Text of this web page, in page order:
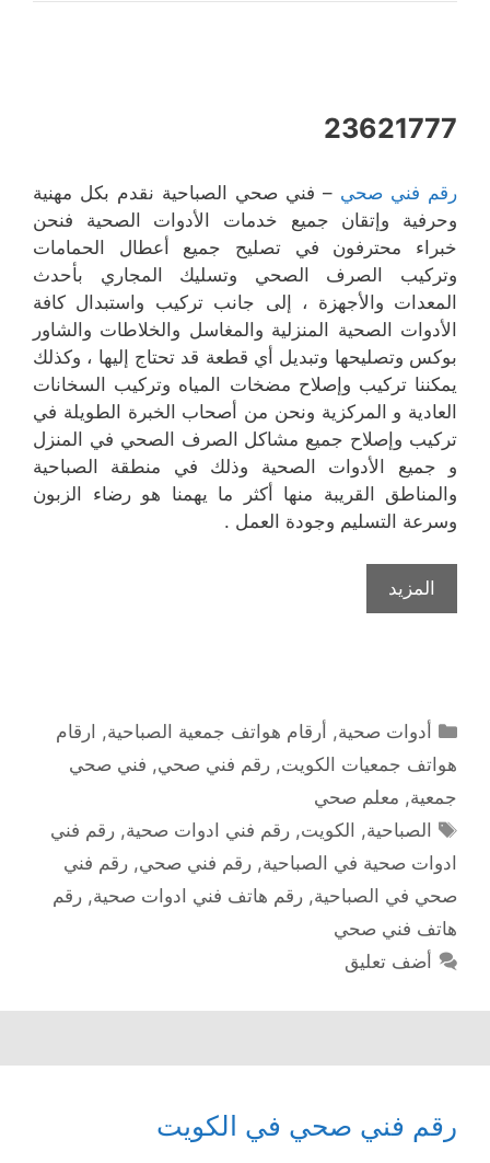
23621777
رقم فني صحي – فني صحي الصباحية نقدم بكل مهنية
وحرفية وإتقان جميع خدمات الأدوات الصحية فنحن
خبراء محترفون في تصليح جميع أعطال الحمامات
وتركيب الصرف الصحي وتسليك المجاري بأحدث
المعدات والأجهزة ، إلى جانب تركيب واستبدال كافة
الأدوات الصحية المنزلية والمغاسل والخلاطات والشاور
بوكس وتصليحها وتبديل أي قطعة قد تحتاج إليها ، وكذلك
يمكننا تركيب وإصلاح مضخات المياه وتركيب السخانات
العادية و المركزية ونحن من أصحاب الخبرة الطويلة في
تركيب وإصلاح جميع مشاكل الصرف الصحي في المنزل
و جميع الأدوات الصحية وذلك في منطقة الصباحية
والمناطق القريبة منها أكثر ما يهمنا هو رضاء الزبون
وسرعة التسليم وجودة العمل .
المزيد
التصنيفات
أدوات صحية, أرقام هواتف جمعية الصباحية, ارقام
هواتف جمعيات الكويت, رقم فني صحي, فني صحي
جمعية, معلم صحي
الوسوم
الصباحية, الكويت,رقم فني ادوات صحية,رقم فني
ادوات صحية في الصباحية, رقم فني صحي, رقم فني
صحي في الصباحية, رقم هاتف فني ادوات صحية, رقم
هاتف فني صحي
أضف تعليق
رقم فني صحي في الكويت